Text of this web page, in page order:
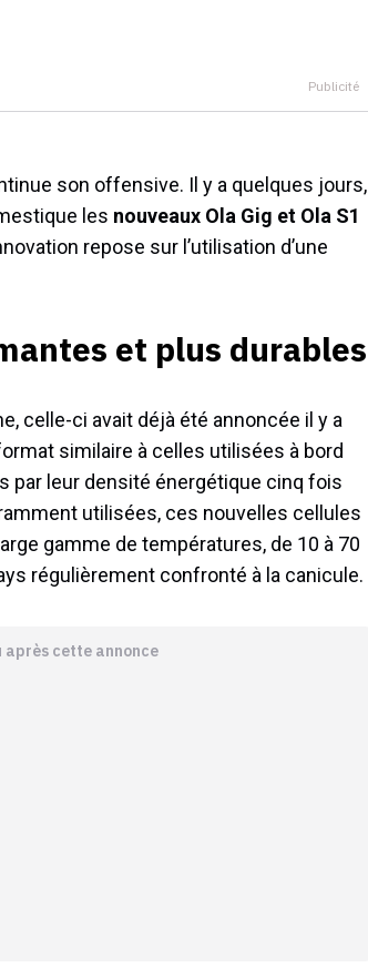
son offensive. Il y a quelques jours,
les nouveaux Ola Gig et Ola S1
repose sur l’utilisation d’une
et plus durables
celle-ci avait déjà été annoncée il y a
similaire à celles utilisées à bord
par leur densité énergétique cinq fois
utilisées, ces nouvelles cellules
gamme de températures, de 10 à 70
régulièrement confronté à la canicule.
après cette annonce